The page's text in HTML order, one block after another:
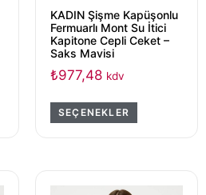
KADIN Şişme Kapüşonlu
Fermuarlı Mont Su İtici
Kapitone Cepli Ceket –
Saks Mavisi
₺977,48 kdv
SEÇENEKLER